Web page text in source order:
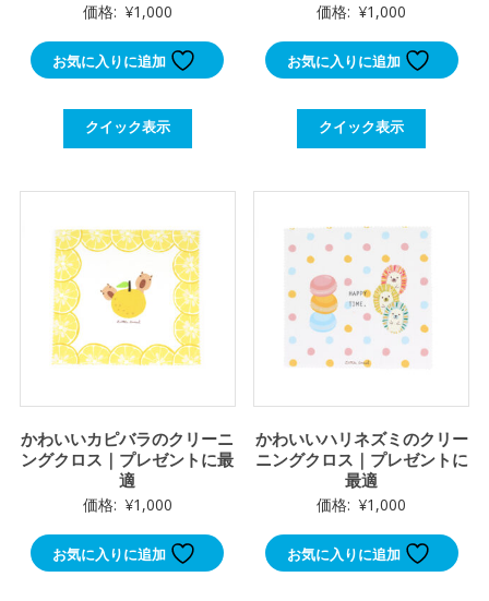
価格: ¥1,000
お気に入りに追加
クイック表示
価格: ¥1,000
お気に入りに追加
クイック表示
かわいいカピバラのクリーニ
ングクロス｜プレゼントに最
適
価格: ¥1,000
お気に入りに追加
かわいいハリネズミのクリー
ニングクロス｜プレゼントに
最適
価格: ¥1,000
お気に入りに追加